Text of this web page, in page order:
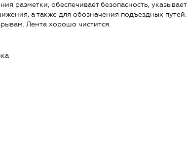
разметки, обеспечивает безопасность, указывает
а также для обозначения подъездных путей.
Лента хорошо чистится.